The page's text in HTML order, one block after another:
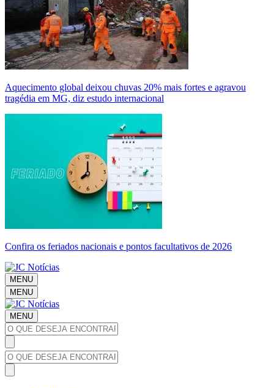
Aquecimento global deixou chuvas 20% mais fortes e agravou
tragédia em MG, diz estudo internacional
Confira os feriados nacionais e pontos facultativos de 2026
MENU
MENU
MENU